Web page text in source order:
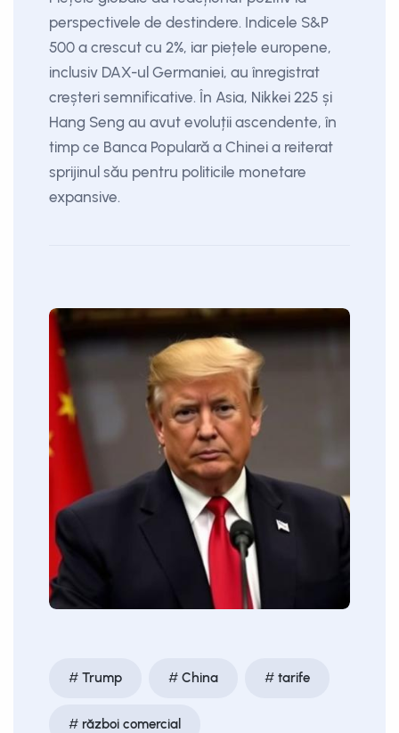
perspectivele de destindere. Indicele S&P
500 a crescut cu 2%, iar piețele europene,
inclusiv DAX-ul Germaniei, au înregistrat
creșteri semnificative. În Asia, Nikkei 225 și
Hang Seng au avut evoluții ascendente, în
timp ce Banca Populară a Chinei a reiterat
sprijinul său pentru politicile monetare
expansive.
Trump China tarife
război comercial